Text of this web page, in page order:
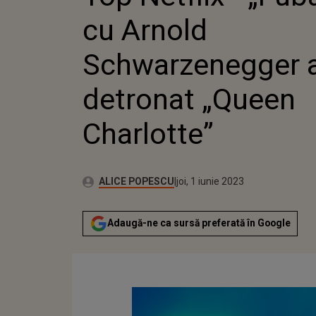
cu Arnold
Schwarzenegger
detronat „Queen
Charlotte”
Autor:ALICE POPESCUPublicat:
joi, 1 iunie 2023
Actualizat:
joi, 1 iunie 2023
Adaugă-ne ca sursă preferată în Google